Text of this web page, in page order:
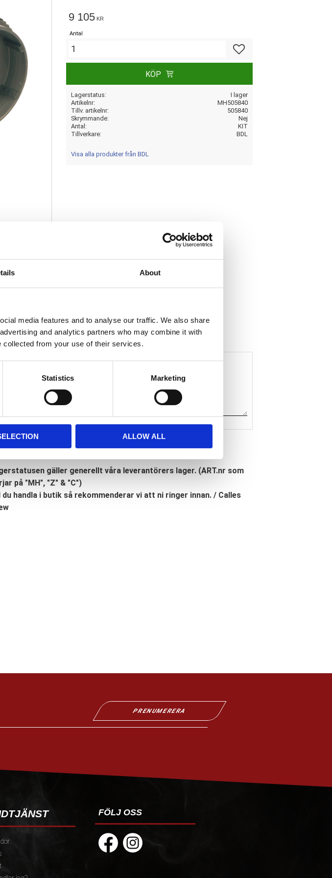
About
media features and to analyse our traffic. We also share
and analytics partners who may combine it with
collected from your use of their services.
Statistics Marketing
ALLOW ALL
9 105 KR
Antal
KÖP
Lagerstatus
I lager
Artikelnr
MH505840
Tillv. artikelnr
505840
Skrymmande
Nej
Antal
KIT
Tillverkare
BDL
Visa alla produkter från BDL
Stock clutch
1-1/2" 99t.
Dela med dig
c
b
o
gäller generellt våra leverantörers lager. (ART.nr som
på "MH", "Z" & "C")
du handla i butik så rekommenderar vi att ni ringer innan. / Calles
PRENUMERERA
FÖLJ OSS